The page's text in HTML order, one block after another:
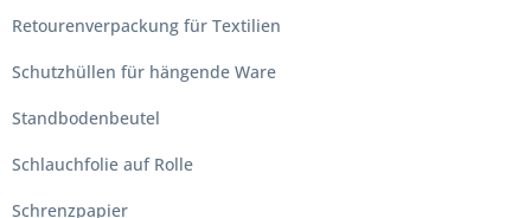
Retourenverpackung für Textilien
Schutzhüllen für hängende Ware
Standbodenbeutel
Schlauchfolie auf Rolle
Schrenzpapier